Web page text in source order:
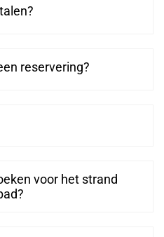
reservering?
voor het strand